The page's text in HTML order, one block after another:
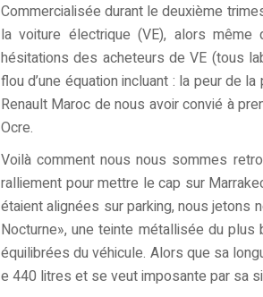
Commercialisée durant le deuxième
la voiture électrique (VE), alors
hésitations des acheteurs de VE (tous
flou d’une équation incluant : la peur de
Renault Maroc de nous avoir convié à
Ocre.
Voilà comment nous nous sommes
ralliement pour mettre le cap sur
étaient alignées sur parking, nous jetons
Nocturne», une teinte métallisée du
équilibrées du véhicule. Alors que sa
e 440 litres et se veut imposante par sa